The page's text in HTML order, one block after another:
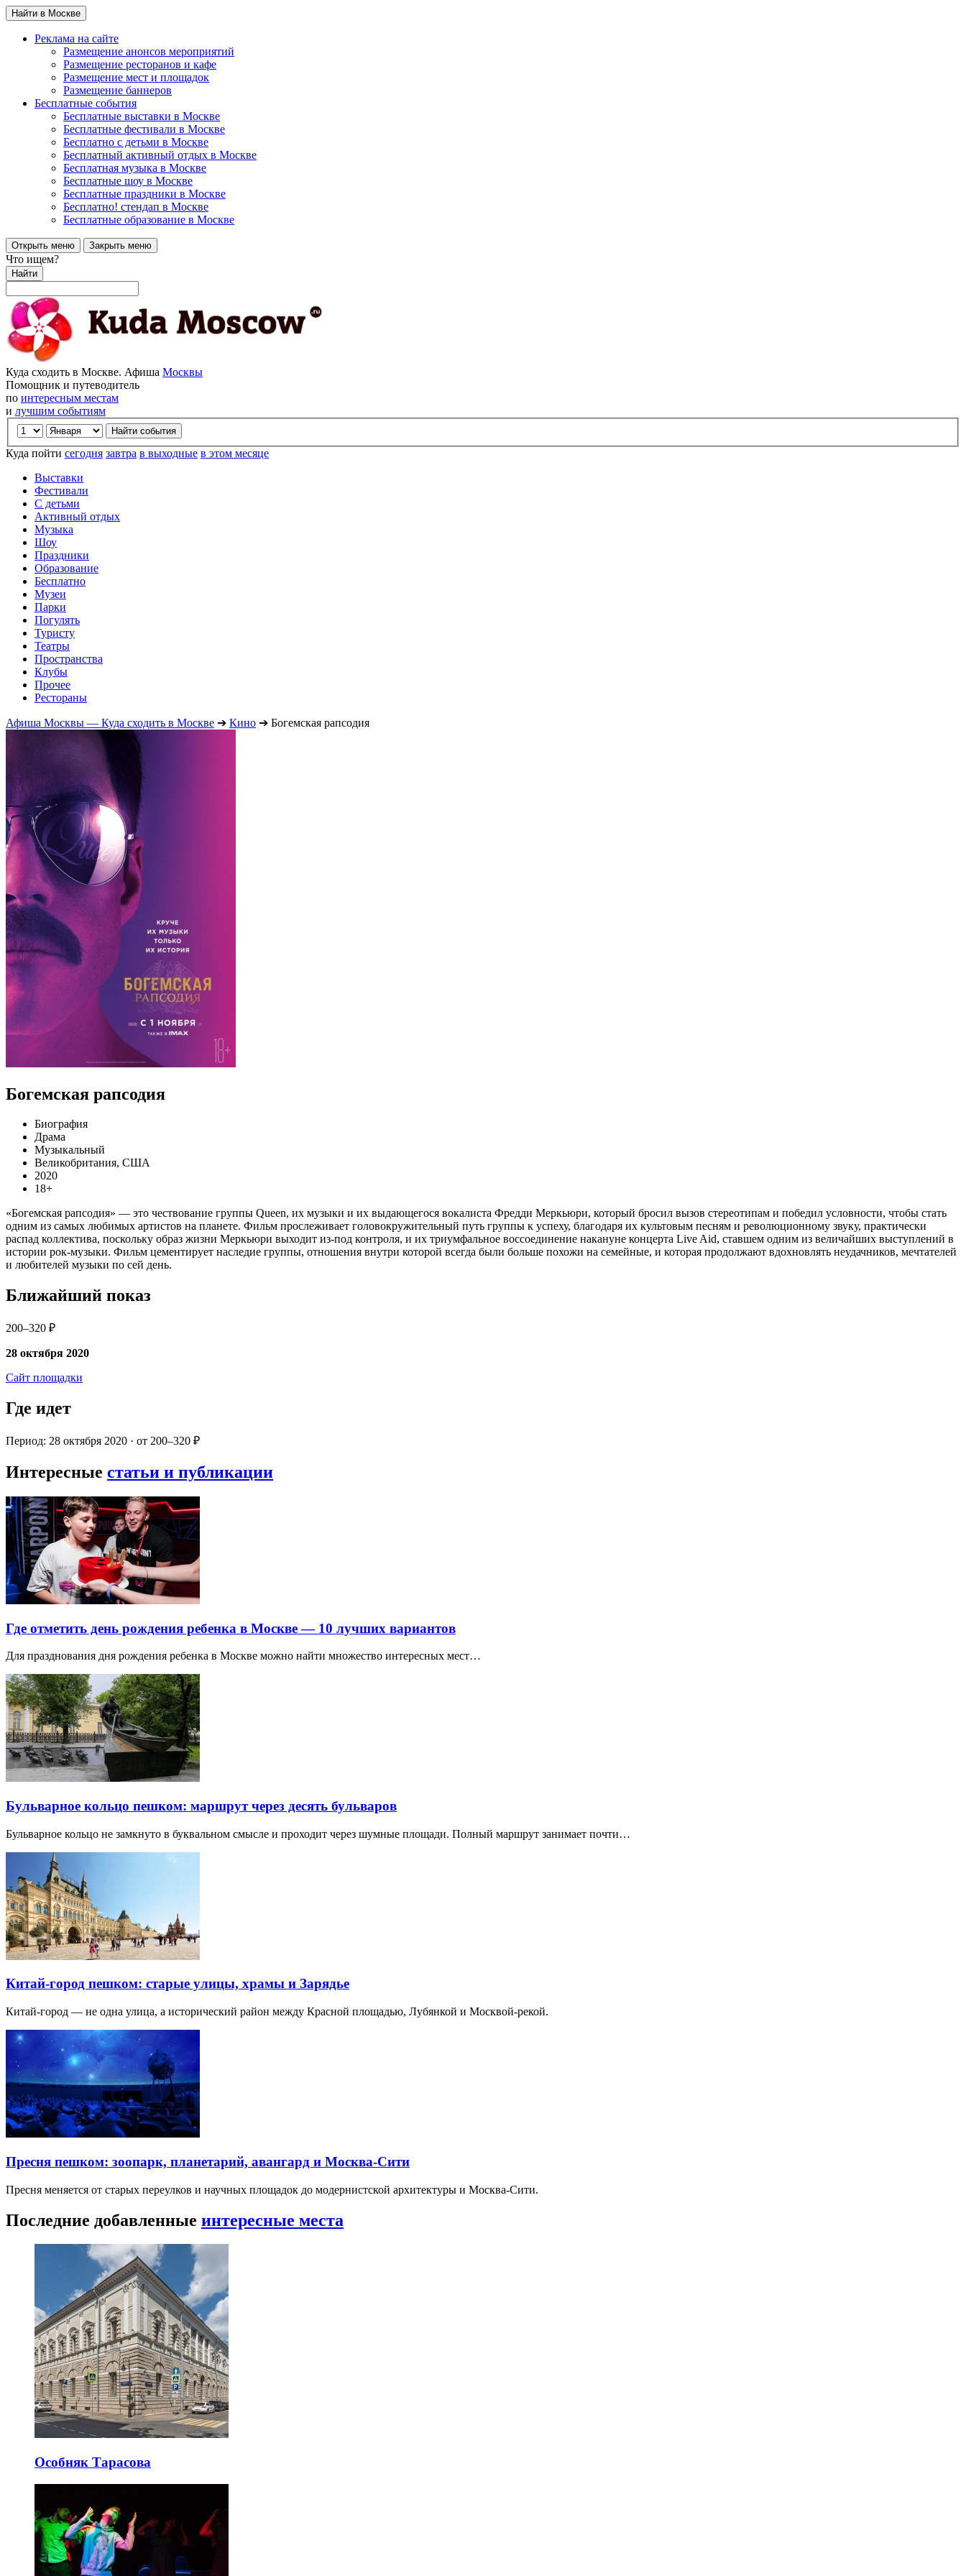
Найти в Москве
Реклама на сайте
Размещение анонсов мероприятий
Размещение ресторанов и кафе
Размещение мест и площадок
Размещение баннеров
Бесплатные события
Бесплатные выставки в Москве
Бесплатные фестивали в Москве
Бесплатно с детьми в Москве
Бесплатный активный отдых в Москве
Бесплатная музыка в Москве
Бесплатные шоу в Москве
Бесплатные праздники в Москве
Бесплатно! стендап в Москве
Бесплатные образование в Москве
Открыть меню Закрыть меню
Что ищем?
Найти
Куда сходить в Москве. Афиша Москвы
Помощник и путеводитель
по интересным местам
и лучшим событиям
Куда пойти сегодня завтра в выходные в этом месяце
Выставки
Фестивали
С детьми
Активный отдых
Музыка
Шоу
Праздники
Образование
Бесплатно
Музеи
Парки
Погулять
Туристу
Театры
Пространства
Клубы
Прочее
Рестораны
Афиша Москвы — Куда сходить в Москве ➔ Кино ➔ Богемская рапсодия
Богемская рапсодия
Биография
Драма
Музыкальный
Великобритания, США
2020
18+
«Богемская рапсодия» — это чествование группы Queen, их музыки и их выдающегося вокалиста Фредди Меркьюри, который бросил вызов стереотипам и победил условности, чтобы стать
одним из самых любимых артистов на планете. Фильм прослеживает головокружительный путь группы к успеху, благодаря их культовым песням и революционному звуку, практически
распад коллектива, поскольку образ жизни Меркьюри выходит из-под контроля, и их триумфальное воссоединение накануне концерта Live Aid, ставшем одним из величайших выступлений в
истории рок-музыки. Фильм цементирует наследие группы, отношения внутри которой всегда были больше похожи на семейные, и которая продолжают вдохновлять неудачников, мечтателей
и любителей музыки по сей день.
Ближайший показ
200–320 ₽
28 октября 2020
Сайт площадки
Где идет
Период: 28 октября 2020 · от 200–320 ₽
Интересные статьи и публикации
Где отметить день рождения ребенка в Москве — 10 лучших вариантов
Для празднования дня рождения ребенка в Москве можно найти множество интересных мест…
Бульварное кольцо пешком: маршрут через десять бульваров
Бульварное кольцо не замкнуто в буквальном смысле и проходит через шумные площади. Полный маршрут занимает почти…
Китай-город пешком: старые улицы, храмы и Зарядье
Китай-город — не одна улица, а исторический район между Красной площадью, Лубянкой и Москвой-рекой.
Пресня пешком: зоопарк, планетарий, авангард и Москва-Сити
Пресня меняется от старых переулков и научных площадок до модернистской архитектуры и Москва-Сити.
Последние добавленные интересные места
Особняк Тарасова